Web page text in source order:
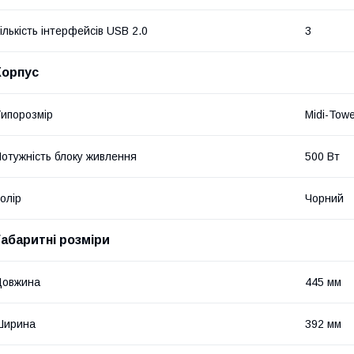
інтерфейсів USB 2.0 3
Midi-
блоку живлення 500 Вт
Чорний
розміри
445 мм
392 мм